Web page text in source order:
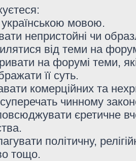
мовою.
непристойні чи
від теми на
на форумі теми,
її суть.
комерційних та
суперечать чинному
єретичне
політичну,
тощо.